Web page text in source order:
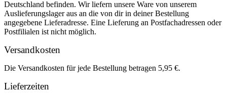
Deutschland befinden. Wir liefern unsere Ware von unserem
Auslieferungslager aus an die von dir in deiner Bestellung
angegebene Lieferadresse. Eine Lieferung an Postfachadressen oder
Postfilialen ist nicht möglich.
Versandkosten
Die Versandkosten für jede Bestellung betragen 5,95 €.
Lieferzeiten